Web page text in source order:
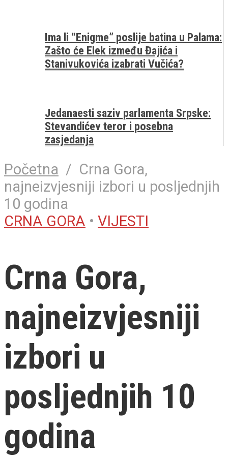
Ima li “Enigme” poslije batina u Palama:
Zašto će Elek između Đajića i
Stanivukovića izabrati Vučića?
Jedanaesti saziv parlamenta Srpske:
Stevandićev teror i posebna
zasjedanja
Početna / Crna Gora,
najneizvjesniji izbori u posljednjih
10 godina
CRNA GORA • VIJESTI
Crna Gora,
najneizvjesniji
izbori u
posljednjih 10
godina